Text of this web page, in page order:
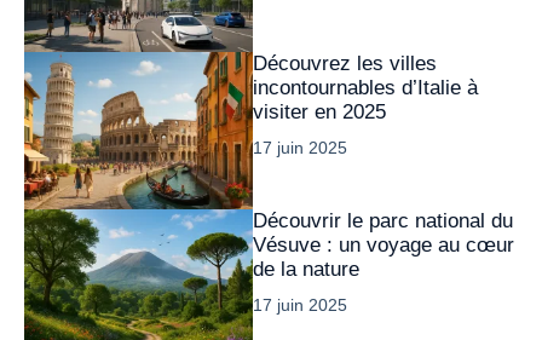
Découvrez les villes
incontournables d’Italie à
visiter en 2025
17 juin 2025
Découvrir le parc national du
Vésuve : un voyage au cœur
de la nature
17 juin 2025